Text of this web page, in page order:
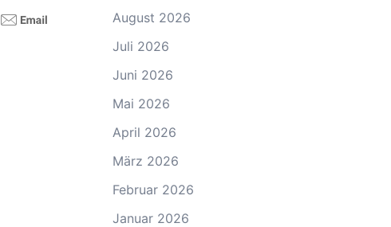
August 2026
Juli 2026
Juni 2026
Mai 2026
April 2026
März 2026
Februar 2026
Januar 2026